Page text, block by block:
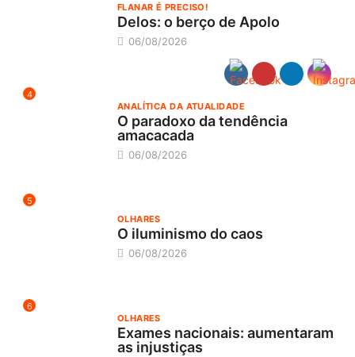
FLANAR É PRECISO!
Delos: o berço de Apolo
06/08/2026
4
ANALÍTICA DA ATUALIDADE
O paradoxo da tendência
amacacada
06/08/2026
5
OLHARES
O iluminismo do caos
06/08/2026
6
OLHARES
Exames nacionais: aumentaram
as injustiças